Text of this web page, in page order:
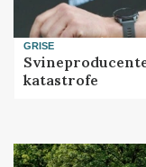
GRISE
katastrofe